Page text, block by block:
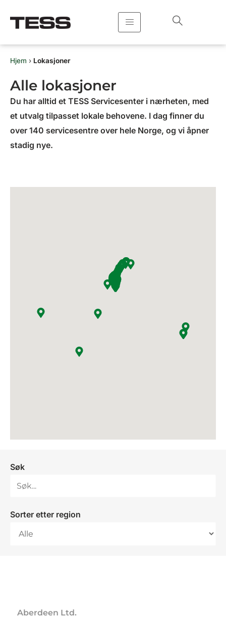
rett
Hjem › Lokasjoner
Alle lokasjoner
Du har alltid et TESS Servicesenter i nærheten, med
et utvalg tilpasset lokale behovene. I dag finner du
over 140 servicesentre over hele Norge, og vi åpner
stadig nye.
Søk
Sorter etter region
Aberdeen Ltd.